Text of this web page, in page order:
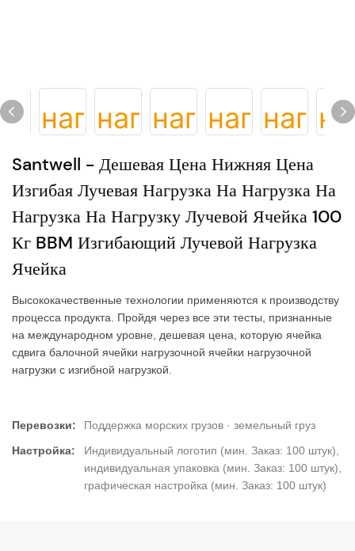
Santwell - Дешевая Цена Нижняя Цена
Изгибая Лучевая Нагрузка На Нагрузка На
Нагрузка На Нагрузку Лучевой Ячейка 100
Кг BBM Изгибающий Лучевой Нагрузка
Ячейка
Высококачественные технологии применяются к производству
процесса продукта. Пройдя через все эти тесты, признанные
на международном уровне, дешевая цена, которую ячейка
сдвига балочной ячейки нагрузочной ячейки нагрузочной
нагрузки с изгибной нагрузкой.
Перевозки:
Поддержка морских грузов · земельный груз
Настройка:
Индивидуальный логотип (мин. Заказ: 100 штук),
индивидуальная упаковка (мин. Заказ: 100 штук),
графическая настройка (мин. Заказ: 100 штук)